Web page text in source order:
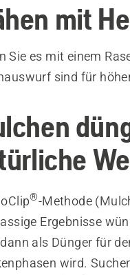
mit
Sie es mit einem
sind für
®-Methode
Ergebnisse
als Dünger für
wird.